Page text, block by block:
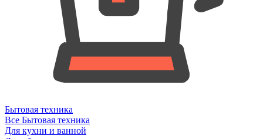
Бытовая техника
Все Бытовая техника
Для кухни и ванной